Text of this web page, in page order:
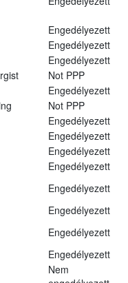
Engedélyezett
Engedélyezett
Engedélyezett
Not PPP
Engedélyezett
Not PPP
Engedélyezett
Engedélyezett
Engedélyezett
Engedélyezett
Engedélyezett
Engedélyezett
Engedélyezett
Engedélyezett
Nem